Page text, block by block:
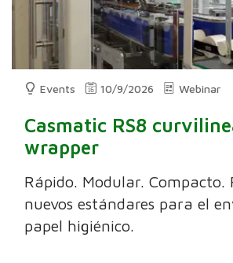
Events 10/9/2026 Webinar
Casmatic RS8
wrapper
Rápido. Modular. Compacto.
nuevos estándares para el
papel higiénico.